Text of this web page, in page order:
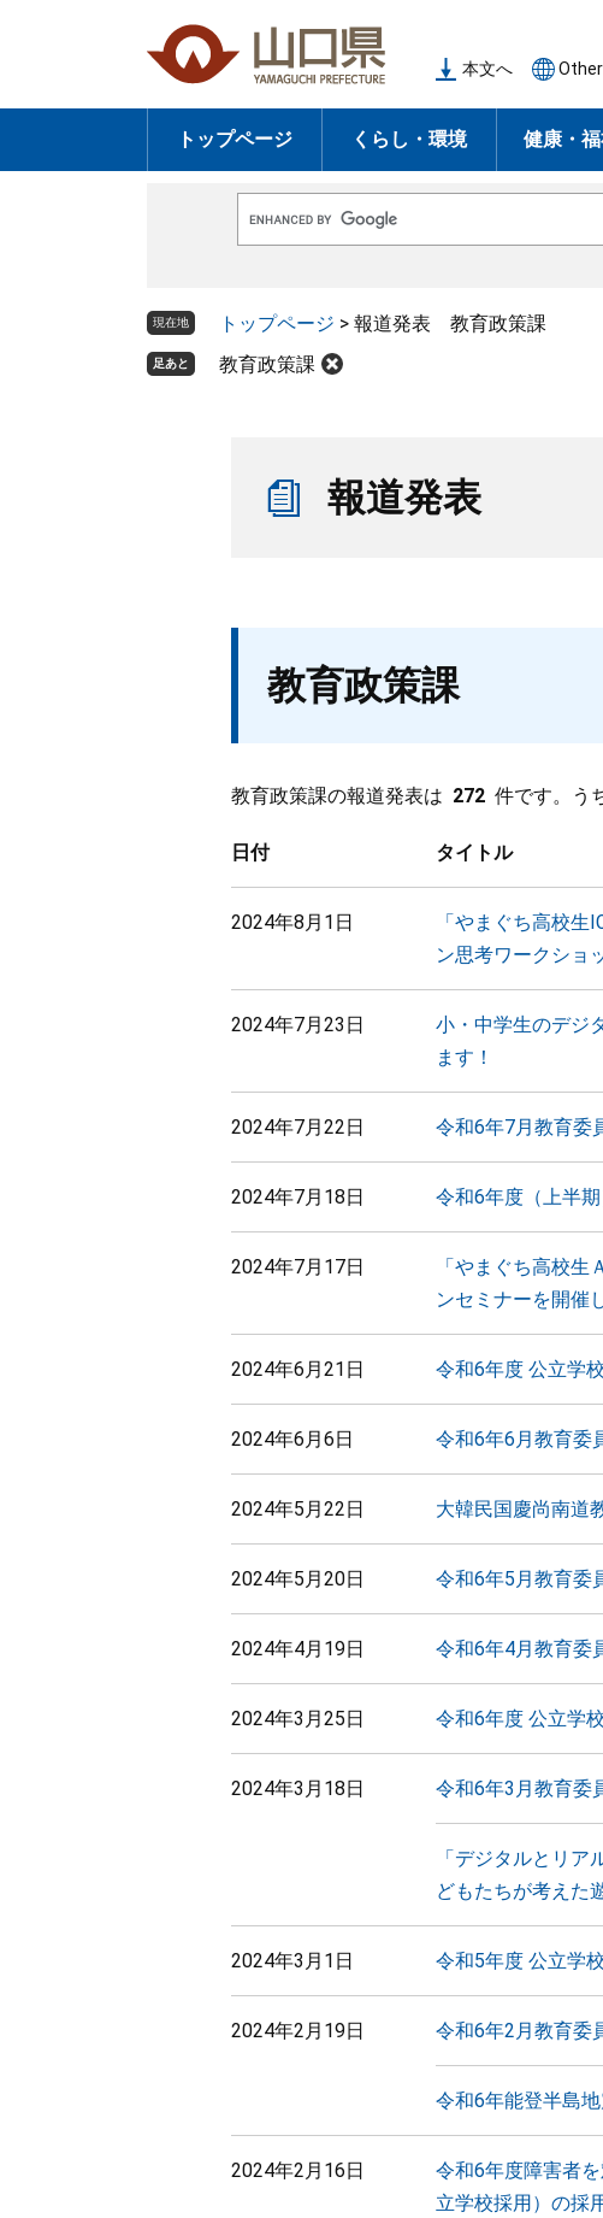
の
頭
ー
飛
本文へ
トップページ くらし・環境 健康・
o
e
ス
タ
現在地 トップページ > 報道発表 教育政策課
足あと 教育政策課
報道発表
教育政策課
教育政策課の報道発表は 272 件です。う
日付 タイトル
2024年8月1日
「やまぐち高校
ン思考ワークショ
2024年7月23日
小・中学生のデジ
ます！
2024年7月22日 令和6年7月教育委
2024年7月18日 令和6年度（上半
2024年7月17日
「やまぐち高校
ンセミナーを開催
2024年6月21日 令和6年度 公立学
2024年6月6日 令和6年6月教育委
2024年5月22日 大韓民国慶尚南道
2024年5月20日 令和6年5月教育委
2024年4月19日 令和6年4月教育委
2024年3月25日 令和6年度 公立学
2024年3月18日 令和6年3月教育委
「デジタルとリ
どもたちが考えた
2024年3月1日 令和5年度 公立学
2024年2月19日 令和6年2月教育委
令和6年能登半島
2024年2月16日
令和6年度障害者
立学校採用）の採